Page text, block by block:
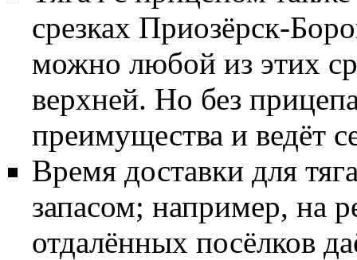
срезках Приозёрск-
можно любой из этих
верхней. Но без
преимущества и ведёт
Время доставки для
запасом; например, на
отдалённых посёлков